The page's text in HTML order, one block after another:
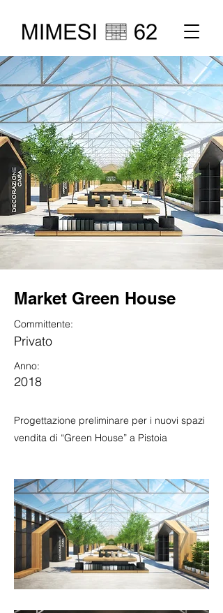
Market Green House
Committente:
Privato
Anno:
2018
Progettazione preliminare per i nuovi spazi
vendita di “Green House” a Pistoia